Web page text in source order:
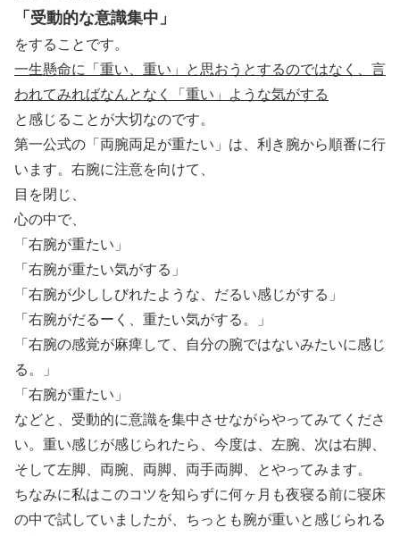
「受動的な意識集中」
をすることです。
一生懸命に「重い、重い」と思おうとするのではなく、言
われてみればなんとなく「重い」ような気がする
と感じることが大切なのです。
第一公式の「両腕両足が重たい」は、利き腕から順番に行
います。右腕に注意を向けて、
目を閉じ、
心の中で、
「右腕が重たい」
「右腕が重たい気がする」
「右腕が少ししびれたような、だるい感じがする」
「右腕がだるーく、重たい気がする。」
「右腕の感覚が麻痺して、自分の腕ではないみたいに感じ
る。」
「右腕が重たい」
などと、受動的に意識を集中させながらやってみてくださ
い。重い感じが感じられたら、今度は、左腕、次は右脚、
そして左脚、両腕、両脚、両手両脚、とやってみます。
ちなみに私はこのコツを知らずに何ヶ月も夜寝る前に寝床
の中で試していましたが、ちっとも腕が重いと感じられる